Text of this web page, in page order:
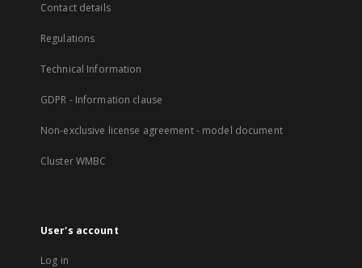
Contact details
Regulations
Technical Information
GDPR - Information clause
Non-exclusive license agreement - model document
Cluster WMBC
User's account
Log in